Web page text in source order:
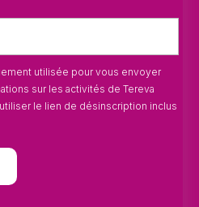
utilisée pour vous envoyer
sur les activités de Tereva
le lien de désinscription inclus